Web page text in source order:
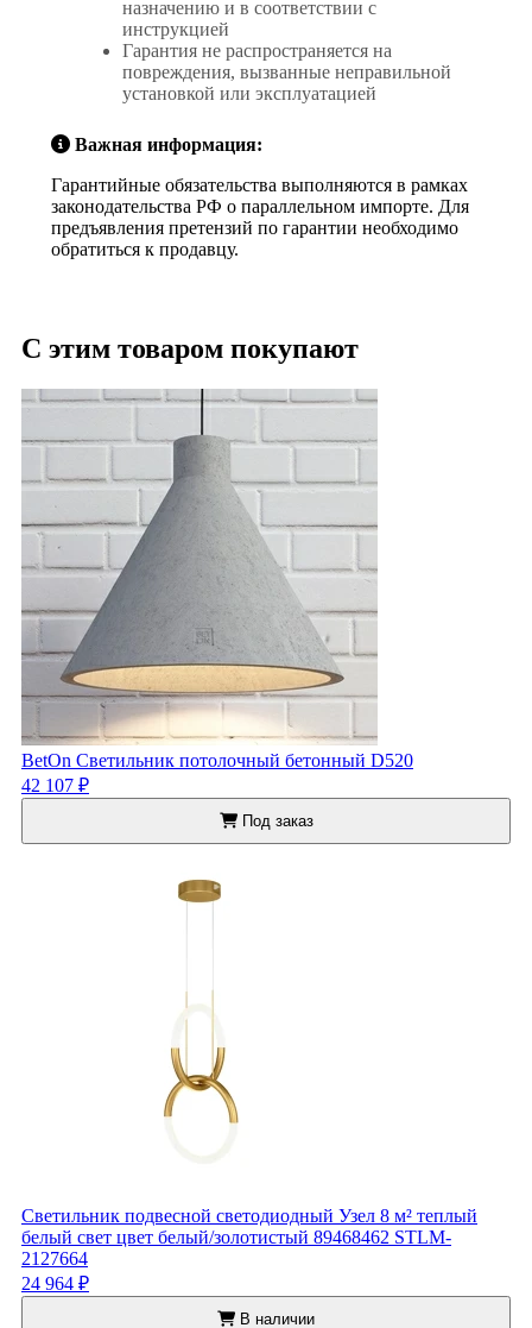
назначению и в соответствии с
инструкцией
Гарантия не распространяется на
повреждения, вызванные неправильной
установкой или эксплуатацией
Важная информация:
Гарантийные обязательства выполняются в рамках
законодательства РФ о параллельном импорте. Для
предъявления претензий по гарантии необходимо
обратиться к продавцу.
С этим товаром покупают
BetOn Светильник потолочный бетонный D520
42 107 ₽
Под заказ
Светильник подвесной светодиодный Узел 8 м² теплый
белый свет цвет белый/золотистый 89468462 STLM-
2127664
24 964 ₽
В наличии